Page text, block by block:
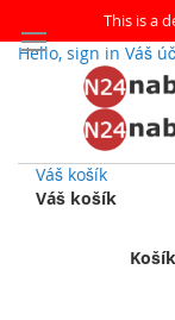
This is a
Hello, sign in Váš
Váš košík
Váš košík